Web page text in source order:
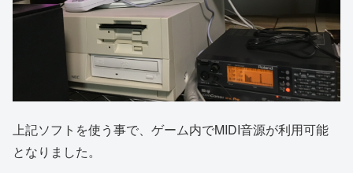
上記ソフトを使う事で、ゲーム内でMIDI音源が利用可能
となりました。